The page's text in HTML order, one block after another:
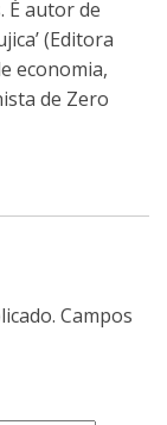
É autor de
(Editora
economia,
de Zero
Campos